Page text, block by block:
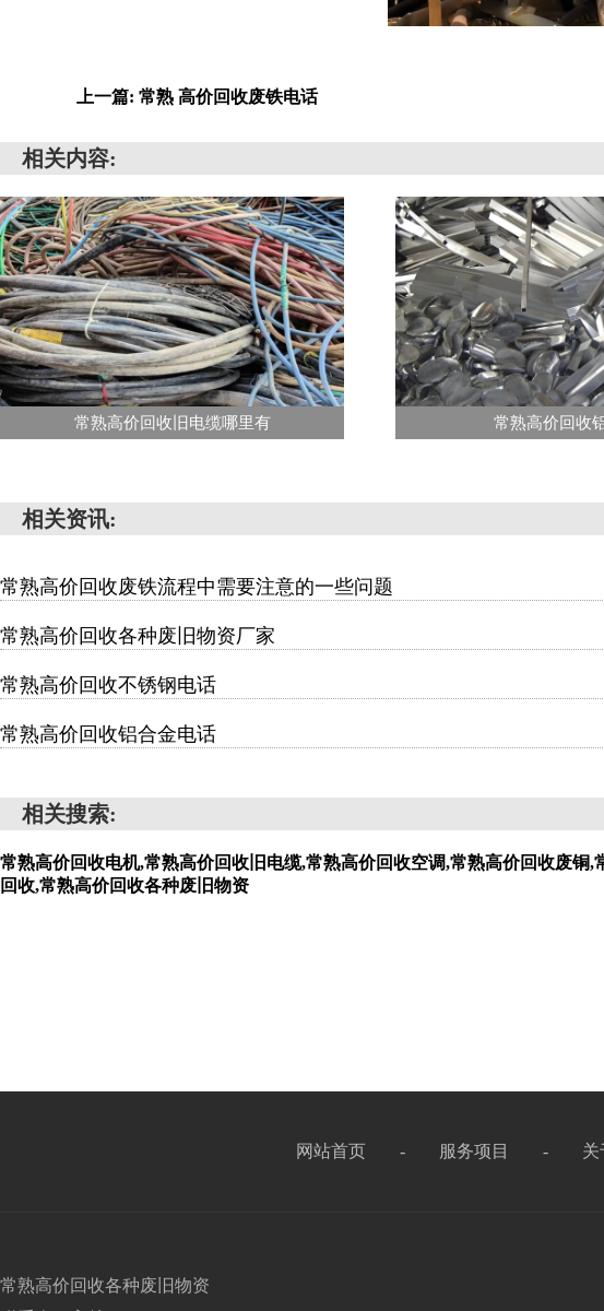
上一篇: 常熟 高价回收废铁电话
相关内容:
常熟高价回收旧电缆哪里有 常熟高价回收
相关资讯:
常熟高价回收废铁流程中需要注意的一些问题
常熟高价回收各种废旧物资厂家
常熟高价回收不锈钢电话
常熟高价回收铝合金电话
相关搜索:
常熟高价回收电机,常熟高价回收旧电缆,常熟高价回收空调,常熟高价回收废
回收,常熟高价回收各种废旧物资
网站首页 - 服务项目 - 关
常熟高价回收各种废旧物资